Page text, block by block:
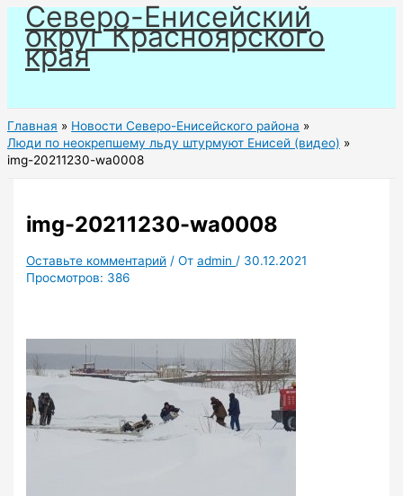
Перейти
содержимому
Северо-Енисейский
округ Красноярского
края
Главная
Новости Северо-Енисейского района
Люди по неокрепшему льду штурмуют Енисей (видео)
img-20211230-wa0008
img-20211230-wa0008
Оставьте комментарий / Отadmin / 30.12.2021
Просмотров: 386